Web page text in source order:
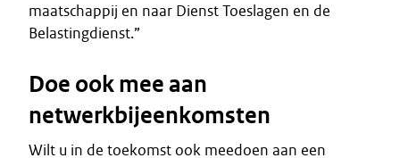
maatschappij en naar Dienst Toeslagen en de
Belastingdienst.”
Doe ook mee aan
netwerkbijeenkomsten
Wilt u in de toekomst ook meedoen aan een